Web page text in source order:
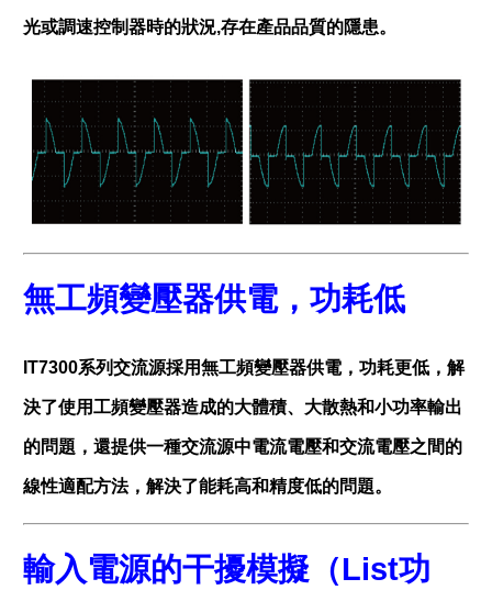
光或調速控制器時的狀況,存在產品品質的隱患。
無工頻變壓器供電，功耗低
IT7300系列交流源採用無工頻變壓器供電，功耗更低，解
決了使用工頻變壓器造成的大體積、大散熱和小功率輸出
的問題，還提供一種交流源中電流電壓和交流電壓之間的
線性適配方法，解決了能耗高和精度低的問題。
輸入電源的干擾模擬（List功